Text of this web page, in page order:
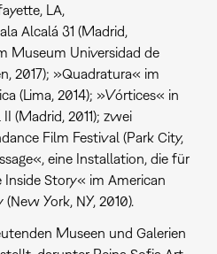
LA,
Alcalá 31 (Madrid,
Museum Universidad de
2017); »Quadratura« im
(Lima, 2014); »Vórtices« in
(Madrid, 2011); zwei
Film Festival (Park City,
eine Installation, die für
Story« im American
York, NY, 2010).
Museen und Galerien